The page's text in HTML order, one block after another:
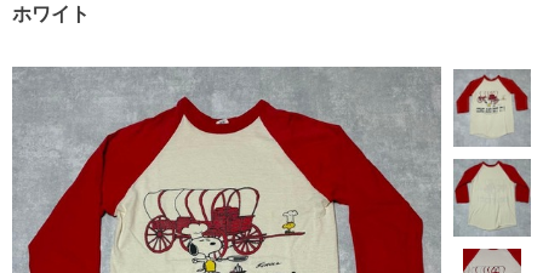
ホワイト